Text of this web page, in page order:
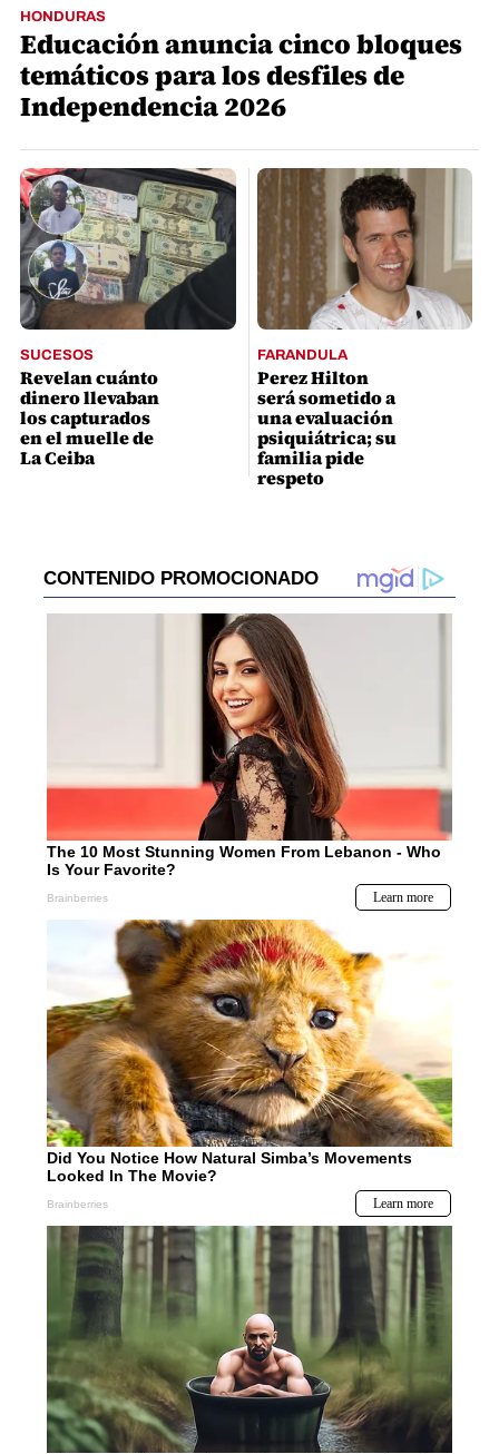
HONDURAS
Educación anuncia cinco bloques
temáticos para los desfiles de
Independencia 2026
SUCESOS
Revelan cuánto
dinero llevaban
los capturados
en el muelle de
La Ceiba
FARANDULA
Perez Hilton
será sometido a
una evaluación
psiquiátrica; su
familia pide
respeto